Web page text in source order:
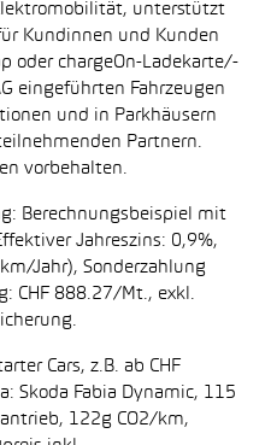
unterstützt
Kundinnen und Kunden
oder chargeOn-Ladekarte/-
eingeführten Fahrzeugen
und in Parkhäusern
Partnern.
vorbehalten.
Berechnungsbeispiel mit
Jahreszins: 0,9%,
Jahr), Sonderzahlung
CHF 888.27/Mt., exkl.
Cars, z.B. ab CHF
Skoda Fabia Dynamic, 115
122g CO2/km,